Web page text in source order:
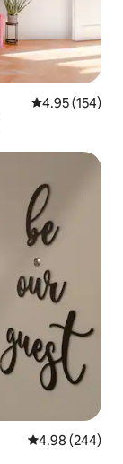
Calificación
4.95 (154)
Calificación
4.98 (244)